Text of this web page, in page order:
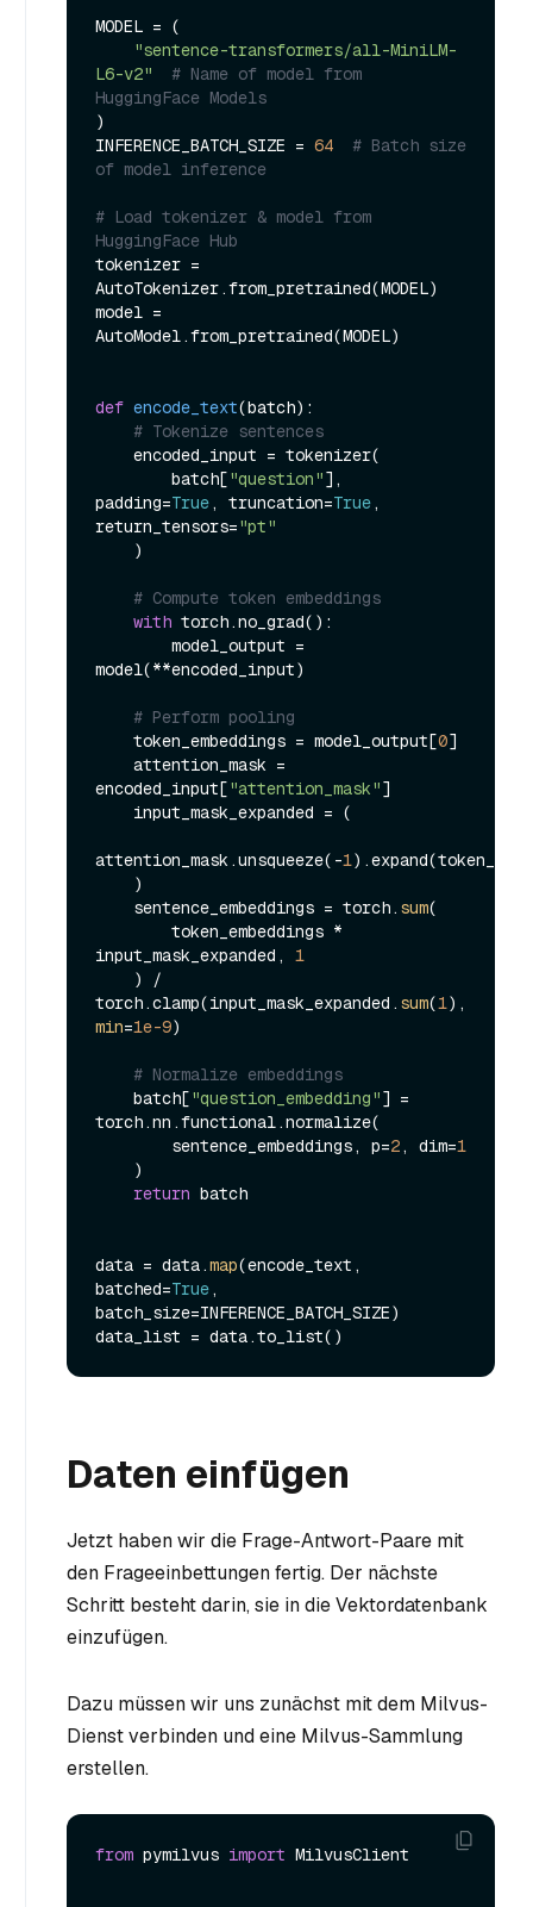
MODEL = (
"sentence-transformers/all-MiniLM-
L6-v2"
# Name of model from
HuggingFace Models
)
INFERENCE_BATCH_SIZE = 64
# Batch size
of model inference
# Load tokenizer & model from
HuggingFace Hub
tokenizer =
AutoTokenizer.from_pretrained(MODEL)
model =
AutoModel.from_pretrained(MODEL)
def encode_text(batch):
# Tokenize sentences
        batch[
"question"],
padding=True, truncation=True,
return_tensors="pt"
# Compute token embeddings
with torch.no_grad():
model(**encoded_input)
# Perform pooling
    token_embeddings = model_output[
0]
encoded_input["attention_mask"]
attention_mask.unsqueeze(-1
    sentence_embeddings = torch.
sum(
input_mask_expanded, 1
torch.clamp(input_mask_expanded. sum(1
min=1e-9)
# Normalize embeddings
    batch[
"question_embedding"] =
torch.nn.functional.normalize(
        sentence_embeddings, p=
2, dim=1
return batch
data = data.map(encode_text,
batched=True,
batch_size=INFERENCE_BATCH_SIZE)
Daten einfügen
Jetzt haben wir die Frage-Antwort-Paare mit
den Frageeinbettungen fertig. Der nächste
Schritt besteht darin, sie in die Vektordatenbank
einzufügen.
Dazu müssen wir uns zunächst mit dem Milvus-
Dienst verbinden und eine Milvus-Sammlung
erstellen.
from pymilvus import MilvusClient